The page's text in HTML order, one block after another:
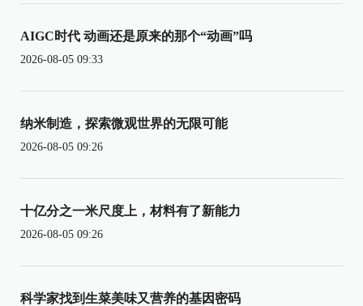
AIGC时代 动画还是原来的那个“动画”吗
2026-08-05 09:33
纳米制造，探索微观世界的无限可能
2026-08-05 09:26
十亿分之一米尺度上，材料有了新能力
2026-08-05 09:26
科学家找到生菜美味又营养的基因密码